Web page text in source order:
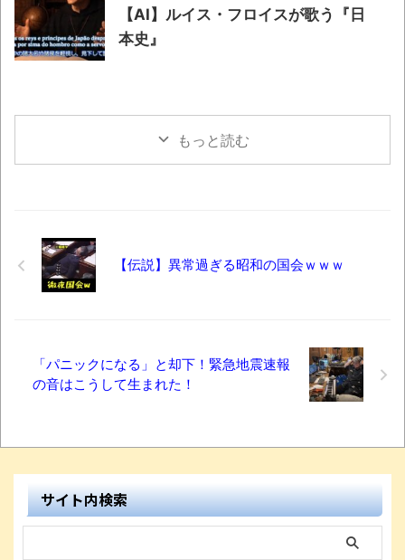
【AI】ルイス・フロイスが歌う『日
本史』
もっと読む
【伝説】異常過ぎる昭和の国会ｗｗｗ
「パニックになる」と却下！緊急地震速報
の音はこうして生まれた！
サイト内検索